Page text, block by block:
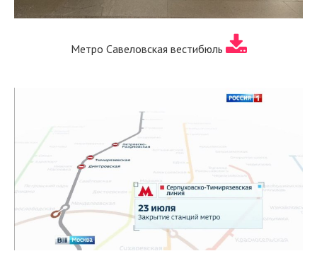
Метро Савеловская вестибюль